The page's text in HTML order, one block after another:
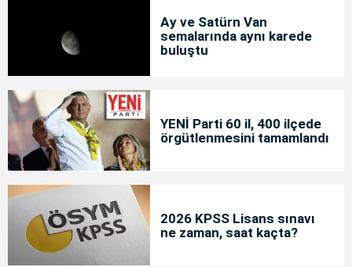
Ay ve Satürn Van
semalarında aynı karede
buluştu
YENİ Parti 60 il, 400 ilçede
örgütlenmesini tamamlandı
2026 KPSS Lisans sınavı
ne zaman, saat kaçta?